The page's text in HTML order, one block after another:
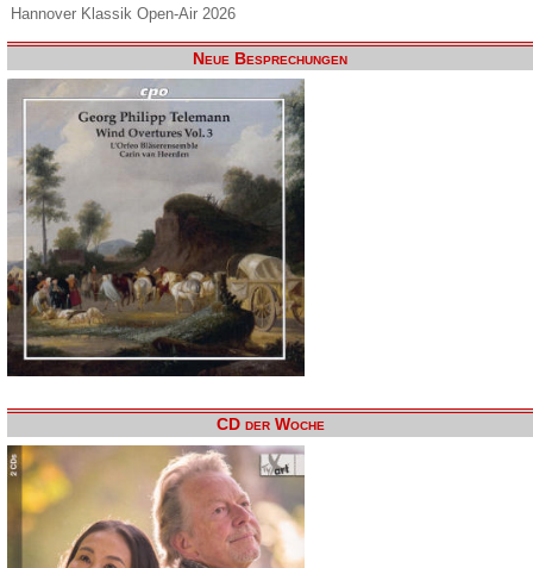
Hannover Klassik Open-Air 2026
Neue Besprechungen
CD der Woche